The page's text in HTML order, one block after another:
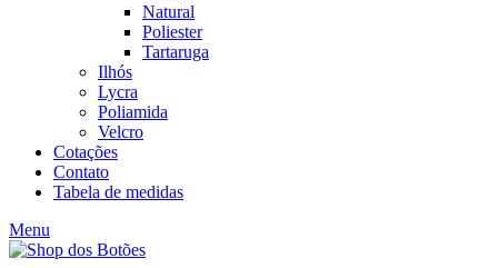
Natural
Poliester
Tartaruga
Ilhós
Lycra
Poliamida
Velcro
Cotações
Contato
Tabela de medidas
Menu